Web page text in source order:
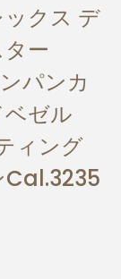
クス デ
ー
パンカ
ベゼル
ィング